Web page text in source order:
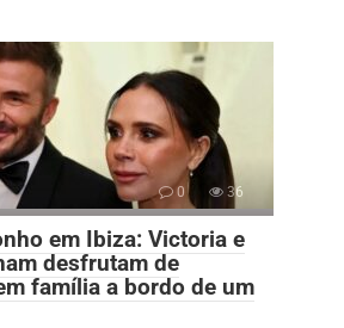
0 36
em Ibiza: Victoria e
desfrutam de
família a bordo de um